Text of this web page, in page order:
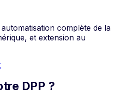
complète de la
et extension au
DPP ?